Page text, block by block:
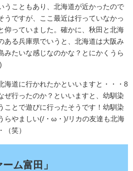
うこともあり、北海道が近かったので
うですが、ここ最近は行っていなかっ
仰っていました。確かに、秋田と北海
ある兵庫県でいうと、北海道は大阪み
みたいな感じなのかな？とにかくうら
海道に行かれたかといいますと・・・8
ぜ行ったのか？といいますと、幼馴染
ことで遊びに行ったそうです！幼馴染
らやましい(/・ω・)/リカの友達も北海
笑）
ーム富田」